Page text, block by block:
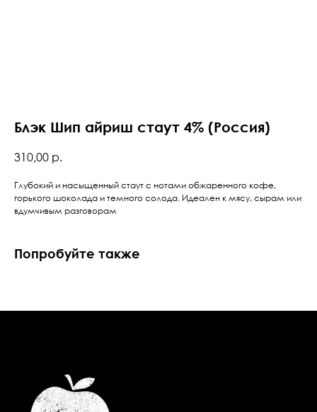
Блэк Шип айриш стаут 4% (Россия)
310,00 р.
Глубокий и насыщенный стаут с нотами обжаренного кофе,
горького шоколада и темного солода. Идеален к мясу, сырам или
вдумчивым разговорам
Попробуйте также